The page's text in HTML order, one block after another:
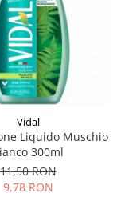
Vidal
Liquido Muschio
300ml
11,50 RON
9,78 RON